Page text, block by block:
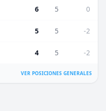
6 5 0
5 5 -2
4 5 -2
VER POSICIONES GENERALES